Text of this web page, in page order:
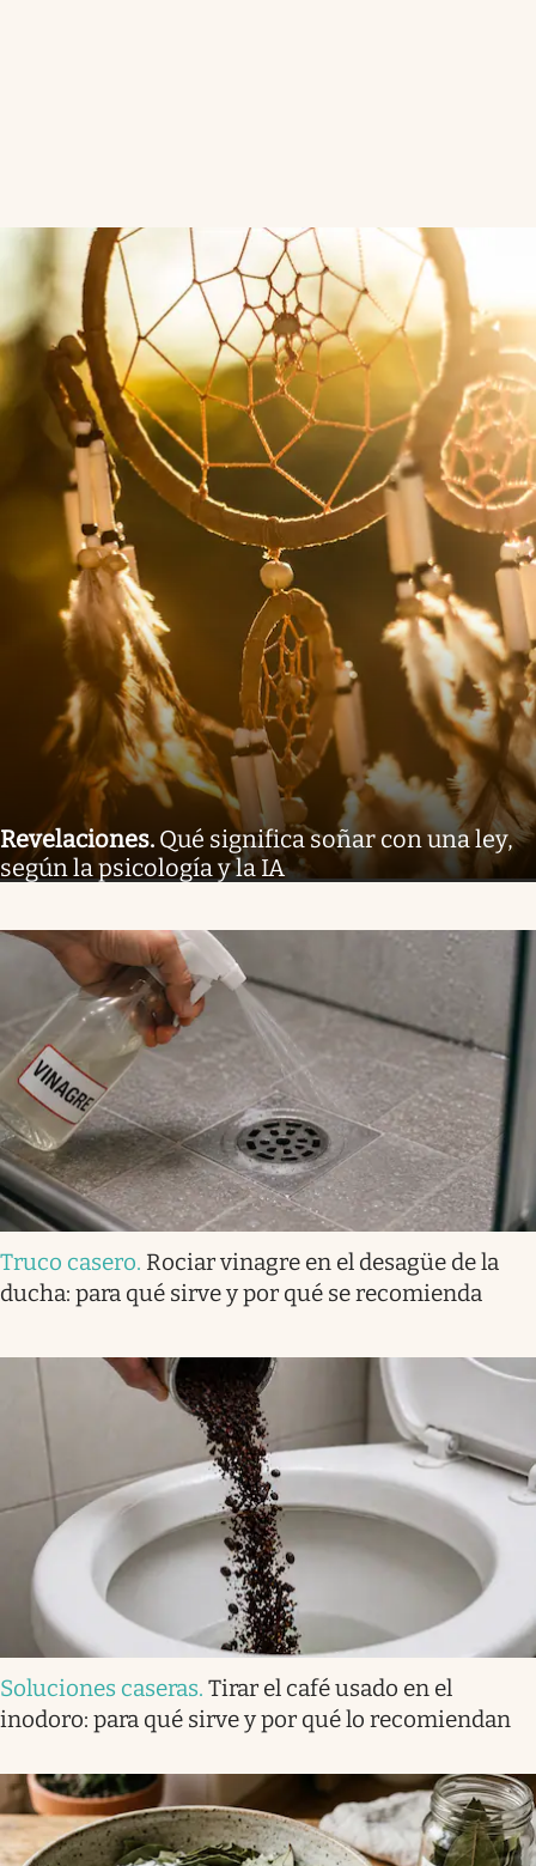
Revelaciones. Qué significa soñar con una ley,
según la psicología y la IA
Truco casero. Rociar vinagre en el desagüe de la
ducha: para qué sirve y por qué se recomienda
Soluciones caseras. Tirar el café usado en el
inodoro: para qué sirve y por qué lo recomiendan